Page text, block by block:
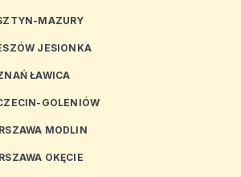
MAZURY
JESIONKA
ŁAWICA
GOLENIÓW
MODLIN
OKĘCIE